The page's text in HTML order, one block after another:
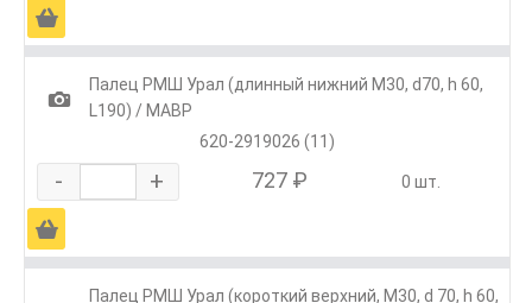
Ä
1
Палец РМШ Урал (длинный нижний М30, d70, h 60,
L190) / МАВР
620-2919026 (11)
- + 727 ₽ 0 шт.
Ä
Палец РМШ Урал (короткий верхний, М30, d 70, h 60,